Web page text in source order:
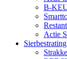
B-
Actie
Sierbestrating